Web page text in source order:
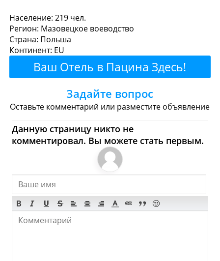
Пацина - Где поесть или
перекусить?
Рестораны Кафе Бары
Пиво
Булочные
Супермаркеты
Торговые Центры
Пацина - Где купить?
Магазины, Шоппинг
Продукты
Булочные
Супермаркеты
Торговые Центры
Мода
Население: 219 чел.
Регион: Мазовецкое воеводство
Страна: Польша
Континент: EU
Ваш Отель в Пацина Здесь!
Задайте вопрос
Оставьте комментарий или разместите объявление
Данную страницу никто не
комментировал. Вы можете стать первым.